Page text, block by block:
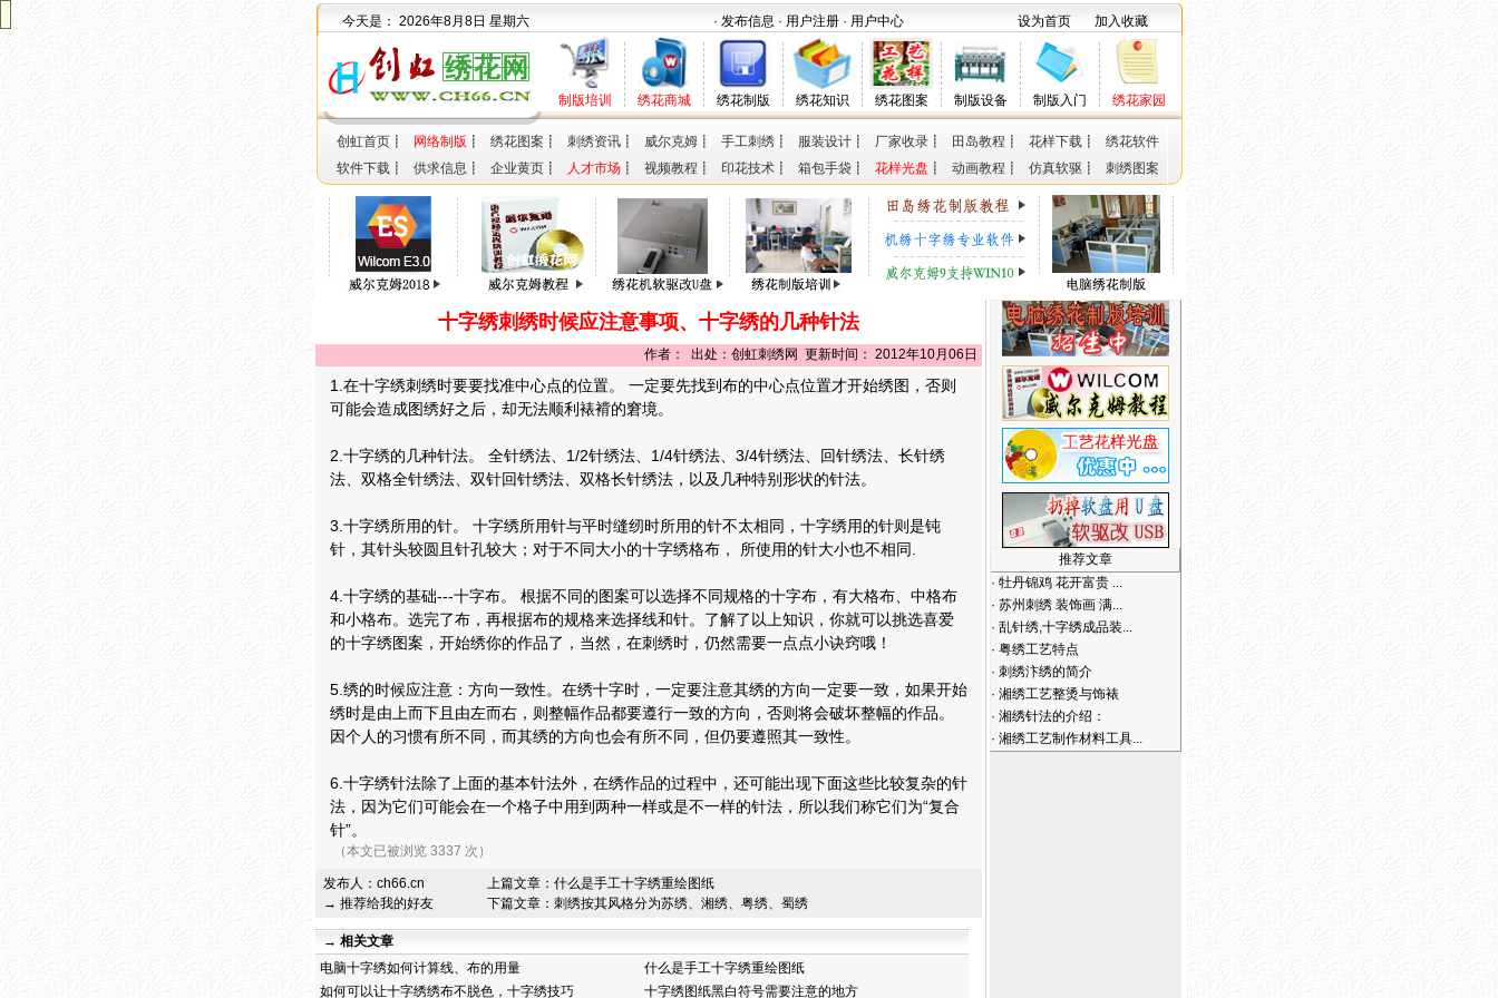
今天是： 2026年8月8日 星期六 · 发布信息 · 用户注册 · 用户中心 设为首页 加入收藏
制版培训 绣花商城 绣花制版 绣花知识 绣花图案 制版设备 制版入门 绣花家园
创虹首页 ┋ 网络制版 ┋ 绣花图案 ┋ 刺绣资讯 ┋ 威尔克姆 ┋ 手工刺绣 ┋ 服装设计 ┋ 厂家收录 ┋ 田岛教程 ┋ 花样下载 ┋
绣花软件
软件下载 ┋ 供求信息 ┋ 企业黄页 ┋ 人才市场 ┋ 视频教程 ┋ 印花技术 ┋ 箱包手袋 ┋ 花样光盘 ┋ 动画教程 ┋ 仿真软驱 ┋ 刺绣图案
十字绣刺绣时候应注意事项、十字绣的几种针法
作者： 出处：创虹刺绣网 更新时间： 2012年10月06日
1.在十字绣刺绣时要要找准中心点的位置。 一定要先找到布的中心点位置才开始绣图，否则
可能会造成图绣好之后，却无法顺利裱褙的窘境。
2.十字绣的几种针法。 全针绣法、1/2针绣法、1/4针绣法、3/4针绣法、回针绣法、长针绣
法、双格全针绣法、双针回针绣法、双格长针绣法，以及几种特别形状的针法。
3.十字绣所用的针。 十字绣所用针与平时缝纫时所用的针不太相同，十字绣用的针则是钝
针，其针头较圆且针孔较大；对于不同大小的十字绣格布， 所使用的针大小也不相同.
4.十字绣的基础---十字布。 根据不同的图案可以选择不同规格的十字布，有大格布、中格布
和小格布。选完了布，再根据布的规格来选择线和针。了解了以上知识，你就可以挑选喜爱
的十字绣图案，开始绣你的作品了，当然，在刺绣时，仍然需要一点点小诀窍哦！
5.绣的时候应注意：方向一致性。在绣十字时，一定要注意其绣的方向一定要一致，如果开始
绣时是由上而下且由左而右，则整幅作品都要遵行一致的方向，否则将会破坏整幅的作品。
因个人的习惯有所不同，而其绣的方向也会有所不同，但仍要遵照其一致性。
6.十字绣针法除了上面的基本针法外，在绣作品的过程中，还可能出现下面这些比较复杂的针
法，因为它们可能会在一个格子中用到两种一样或是不一样的针法，所以我们称它们为“复合
针”。
（本文已被浏览 3337 次）
发布人： ch66.cn
→ 推荐给我的好友
上篇文章： 什么是手工十字绣重绘图纸
下篇文章： 刺绣按其风格分为苏绣、湘绣、粤绣、蜀绣
→ 相关文章
电脑十字绣如何计算线、布的用量
什么是手工十字绣重绘图纸
如何可以让十字绣绣布不脱色，十字绣技巧
十字绣图纸黑白符号需要注意的地方
推荐文章
· 牡丹锦鸡 花开富贵 ...
· 苏州刺绣 装饰画 满...
· 乱针绣,十字绣成品装...
· 粤绣工艺特点
· 刺绣汴绣的简介
· 湘绣工艺整烫与饰裱
· 湘绣针法的介绍：
· 湘绣工艺制作材料工具...